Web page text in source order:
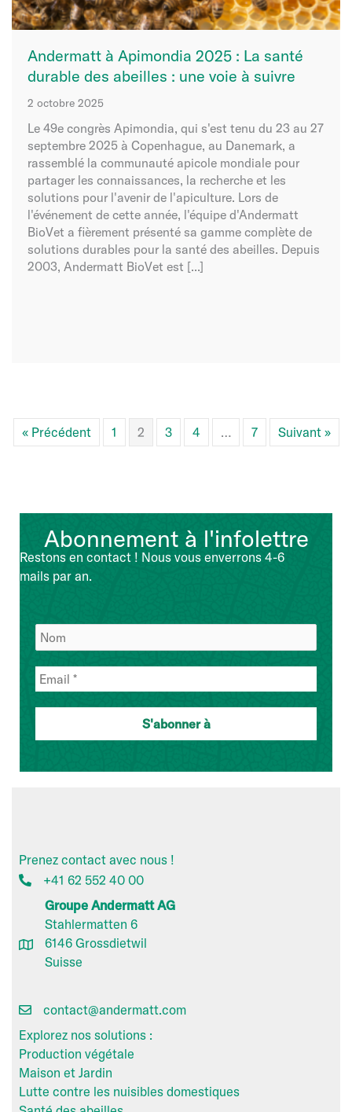
Andermatt à Apimondia 2025 : La santé
durable des abeilles : une voie à suivre
2 octobre 2025
Le 49e congrès Apimondia, qui s'est tenu du 23 au 27
septembre 2025 à Copenhague, au Danemark, a
rassemblé la communauté apicole mondiale pour
partager les connaissances, la recherche et les
solutions pour l'avenir de l'apiculture. Lors de
l'événement de cette année, l'équipe d'Andermatt
BioVet a fièrement présenté sa gamme complète de
solutions durables pour la santé des abeilles. Depuis
2003, Andermatt BioVet est [...]
« Précédent 1 2 3 4 … 7 Suivant »
Abonnement à l'infolettre
Restons en contact ! Nous vous enverrons 4-6
mails par an.
Prenez contact avec nous !
+41 62 552 40 00
Groupe Andermatt AG
Stahlermatten 6
6146 Grossdietwil
Suisse
contact@andermatt.com
Explorez nos solutions :
Production végétale
Maison et Jardin
Lutte contre les nuisibles domestiques